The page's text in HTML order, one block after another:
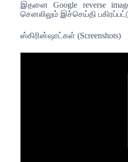
இதனை Google reverse
செனலிலும் இச்செய்தி
ஸ்கிரின்ஷாட்கள் (Screenshots)